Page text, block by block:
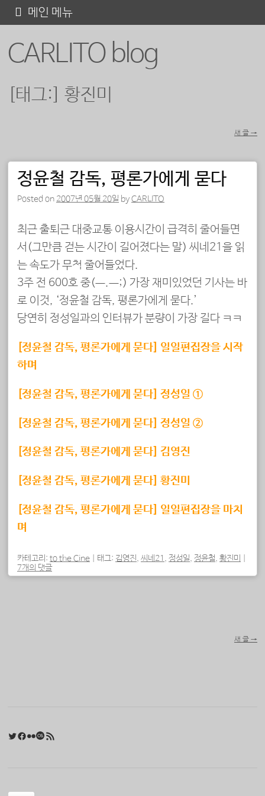
CARLITO blog
메인 메뉴
텐
[태그:] 황진미
새 글 →
정윤철 감독, 평론가에게 묻다
Posted on 2007년 05월 20일 byCARLITO
최근 출퇴근 대중교통 이용시간이 급격히 줄어들면
서(그만큼 걷는 시간이 길어졌다는 말) 씨네21을 읽
는 속도가 무척 줄어들었다.
3주 전 600호 중(ㅡ.ㅡ;) 가장 재미있었던 기사는 바
로 이것, ‘정윤철 감독, 평론가에게 묻다.’
당연히 정성일과의 인터뷰가 분량이 가장 길다 ㅋㅋ
[정윤철 감독, 평론가에게 묻다] 일일편집장을 시작
하며
[정윤철 감독, 평론가에게 묻다] 정성일 ①
[정윤철 감독, 평론가에게 묻다] 정성일 ②
[정윤철 감독, 평론가에게 묻다] 김영진
[정윤철 감독, 평론가에게 묻다] 황진미
[정윤철 감독, 평론가에게 묻다] 일일편집장을 마치
며
카테고리: to the Cine 태그: 김영진, 씨네21 , 정성일, 정윤철, 황진미
7개의 댓글
새 글 →
Twitter
Facebook
FlickrLast.fm